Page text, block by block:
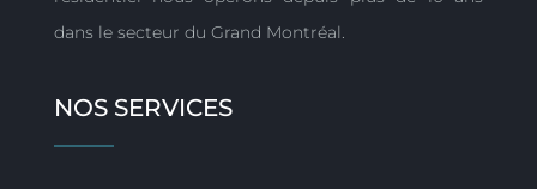
dans le secteur du Grand Montréal.
NOS SERVICES